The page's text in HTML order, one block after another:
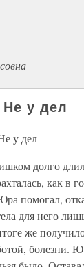
Не у дел
у дел
долго
как в
помогал,
для него
же
болезни.